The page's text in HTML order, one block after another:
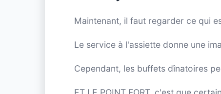
Maintenant, il faut regarder ce qui
Le service à l'assiette donne une
Cependant, les buffets dînatoires